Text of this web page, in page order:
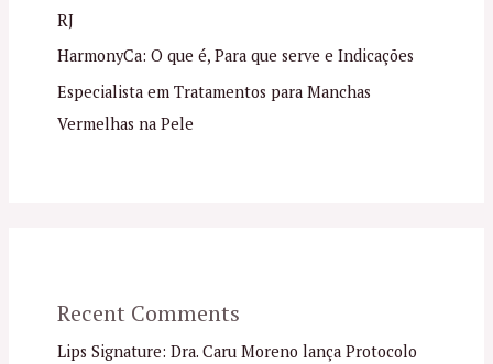
RJ
HarmonyCa: O que é, Para que serve e Indicações
Especialista em Tratamentos para Manchas
Vermelhas na Pele
Recent Comments
Lips Signature: Dra. Caru Moreno lança Protocolo